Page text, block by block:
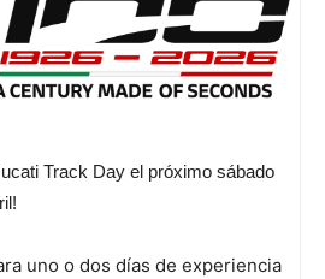
Track Day el próximo sábado
uno o dos días de experiencia